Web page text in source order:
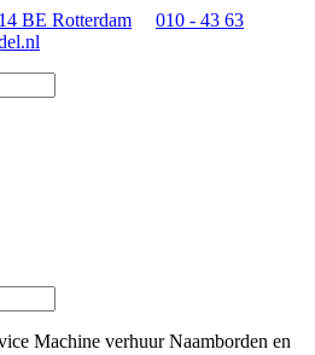
BE Rotterdam
010 - 43 63
Machine verhuur Naamborden en